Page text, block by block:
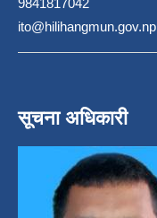
9841817042
ito@hilihangmun.gov.np
सूचना अधिकारी